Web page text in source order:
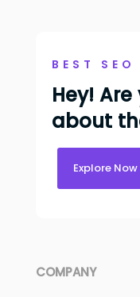
BEST SEO
Hey!
about
Explore Now
COMPANY